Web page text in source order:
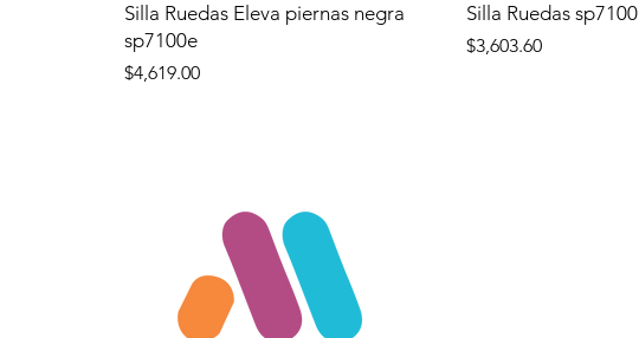
Silla Ruedas Eleva piernas negra
sp7100e
Precio
$4,619.00
Silla Ruedas sp7100
Precio
$3,603.60